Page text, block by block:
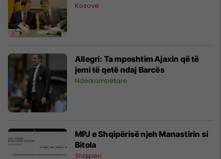
Kosovë
Allegri: Ta mposhtim Ajaxin që të
jemi të qetë ndaj Barcës
Ndërkombëtare
MPJ e Shqipërisë njeh Manastirin si
Bitola
Shqipëri